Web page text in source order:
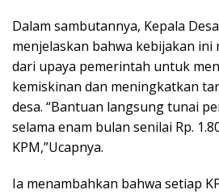
Dalam sambutannya, Kepala
menjelaskan bahwa kebijakan ini
dari upaya pemerintah untuk
kemiskinan dan meningkatkan
desa. “Bantuan langsung tunai
selama enam bulan senilai Rp.
KPM,”Ucapnya.
Ia menambahkan bahwa setiap